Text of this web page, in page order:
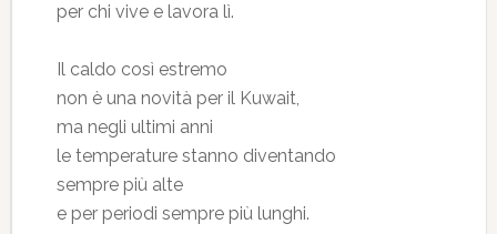
per chi vive e lavora lì.
Il caldo così estremo
non è una novità per il Kuwait,
ma negli ultimi anni
le temperature stanno diventando
sempre più alte
e per periodi sempre più lunghi.